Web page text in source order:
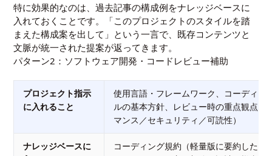
特に効果的なのは、過去記事の構成例をナレッジベースに
入れておくことです。「このプロジェクトのスタイルを踏
まえた構成案を出して」という一言で、既存コンテンツと
文脈が統一された提案が返ってきます。
パターン2：ソフトウェア開発・コードレビュー補助
プロジェクト指示
に入れること
使用言語・フレームワーク、コーディン
ルの基本方針、レビュー時の重点観点（
マンス／セキュリティ／可読性）
ナレッジベースに
コーディング規約（軽量版に要約したも